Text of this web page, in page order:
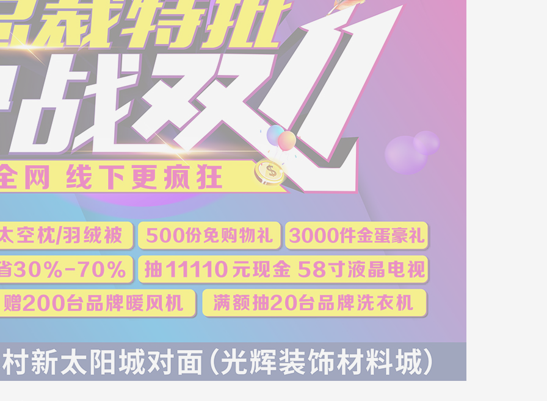
恭喜186*****688-杜**-成功预约礼品
恭喜159*****338-龙**-成功预约礼品
恭喜152*****890-丁**-成功预约礼品
恭喜150*****519-李**-成功预约礼品
恭喜*****-范**-成功预约礼品
恭喜136*****972-刘**-成功预约礼品